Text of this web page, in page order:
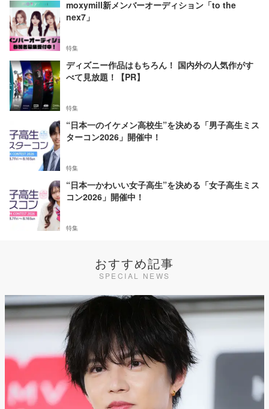
moxymill新メンバーオーディション「to the
nex7」
特集
ディズニー作品はもちろん！ 国内外の人気作がす
べて見放題！【PR】
特集
“日本一のイケメン高校生”を決める「男子高生ミス
ターコン2026」開催中！
特集
“日本一かわいい女子高生”を決める「女子高生ミス
コン2026」開催中！
特集
おすすめ記事
SPECIAL NEWS